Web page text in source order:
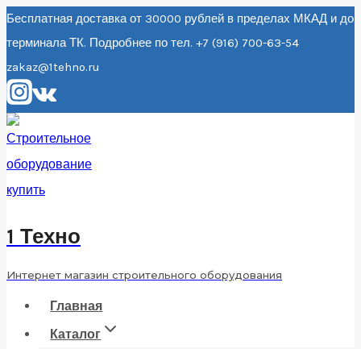
Перейти
к
содержанию
Бесплатная доставка от 30000 рублей в пределах МКАД и до
терминала ТК. Подробнее по тел. +7 (916) 700-63-54
zakaz@1tehno.ru
1 Техно
Интернет магазин строительного оборудования
Главная
Каталог